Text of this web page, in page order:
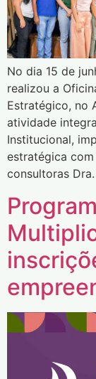
No dia 15 de
realizou a
Estratégico, no
atividade
Institucional,
estratégica
consultoras